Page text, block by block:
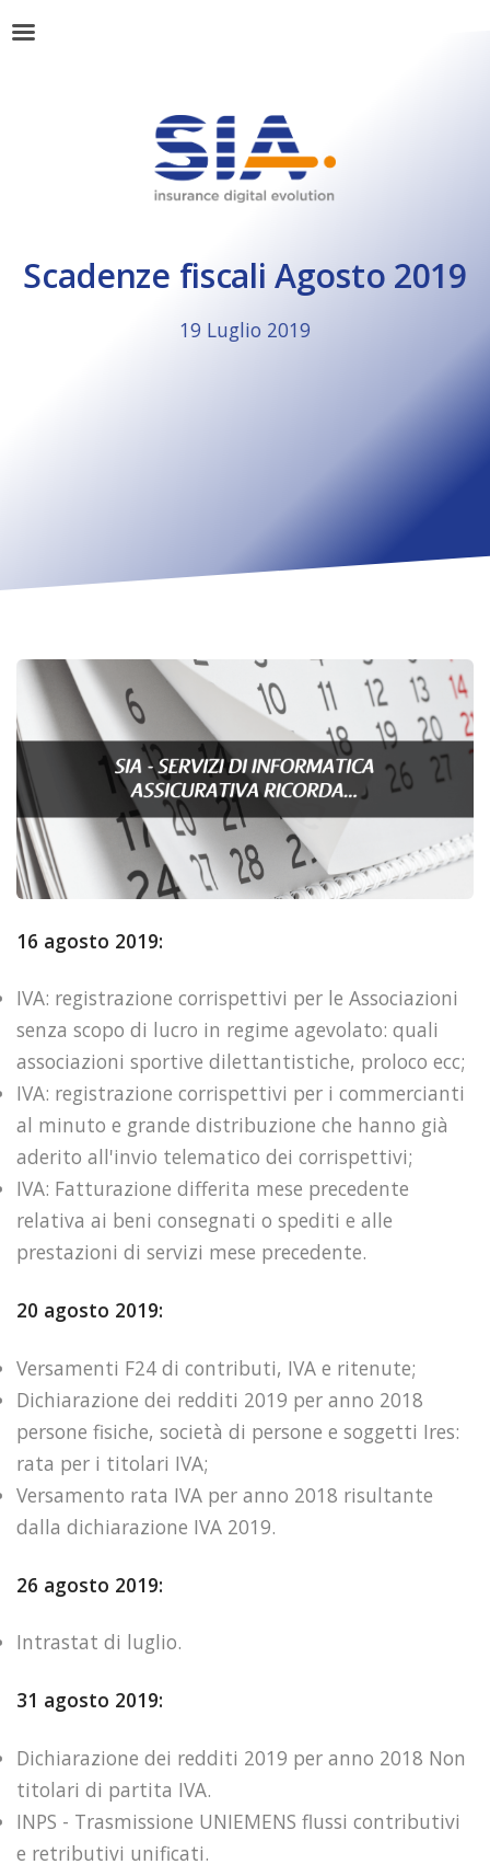
Scadenze fiscali Agosto 2019
19 Luglio 2019
16 agosto 2019:
IVA: registrazione corrispettivi per le Associazioni
senza scopo di lucro in regime agevolato: quali
associazioni sportive dilettantistiche, proloco ecc;
IVA: registrazione corrispettivi per i commercianti
al minuto e grande distribuzione che hanno già
aderito all'invio telematico dei corrispettivi;
IVA: Fatturazione differita mese precedente
relativa ai beni consegnati o spediti e alle
prestazioni di servizi mese precedente.
20 agosto 2019:
Versamenti F24 di contributi, IVA e ritenute;
Dichiarazione dei redditi 2019 per anno 2018
persone fisiche, società di persone e soggetti Ires:
rata per i titolari IVA;
Versamento rata IVA per anno 2018 risultante
dalla dichiarazione IVA 2019.
26 agosto 2019:
Intrastat di luglio.
31 agosto 2019:
Dichiarazione dei redditi 2019 per anno 2018 Non
titolari di partita IVA.
INPS - Trasmissione UNIEMENS flussi contributivi
e retributivi unificati.